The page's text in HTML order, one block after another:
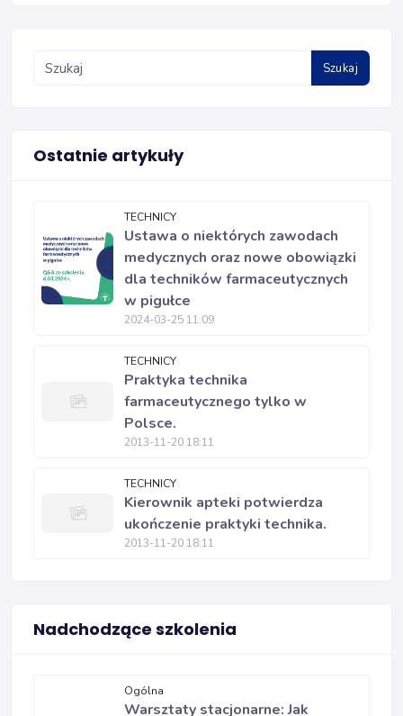
Szukaj
Ostatnie artykuły
TECHNICY
Ustawa o niektórych zawodach
medycznych oraz nowe obowiązki
dla techników farmaceutycznych
w pigułce
2024-03-25 11:09
TECHNICY
Praktyka technika
farmaceutycznego tylko w
Polsce.
2013-11-20 18:11
TECHNICY
Kierownik apteki potwierdza
ukończenie praktyki technika.
2013-11-20 18:11
Nadchodzące szkolenia
Ogólna
Warsztaty stacjonarne: Jak